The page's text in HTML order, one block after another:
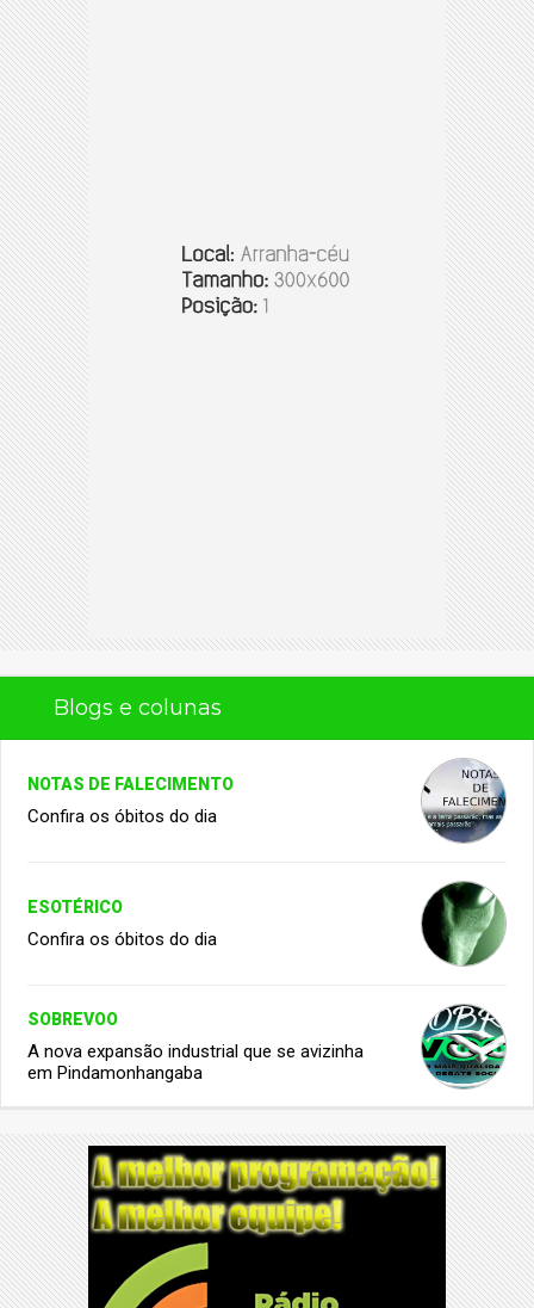
Blogs e colunas
NOTAS DE FALECIMENTO
Confira os óbitos do dia
ESOTÉRICO
Confira os óbitos do dia
SOBREVOO
A nova expansão industrial que se avizinha
em Pindamonhangaba